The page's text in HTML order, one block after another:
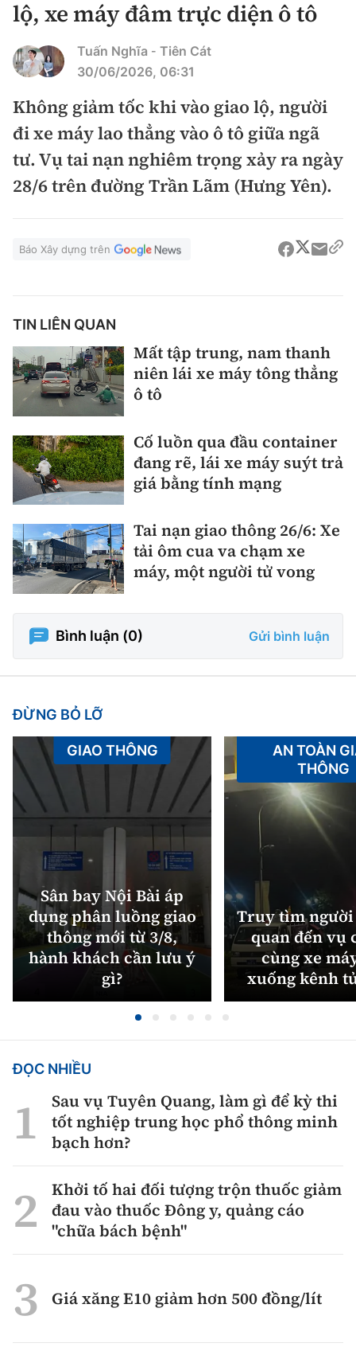
Chuyện dọc đường
Cải chính
Quy hoạch kiến trúc
Vật liệu xây dựng
Giám định chất lượng
Quản lý đô thị
Quản lý
Đường bộ
Hàng không
Đăng kiểm
Đường sắt đô thị
Nhà thầu
Thi viết về GTVT
Thị trường
Tài chính
Chứng khoán
Bảo hiểm
Thanh tra
An ninh hình sự
Điều tra
An toàn giao thông
Giao thông 24h
Văn hóa giao thông
Chung tay vì ATGT
Gương sáng giao thông
Chất lượng sống
Y tế
Lao động - Công đoàn
Âm nhạc
Bình luận
Hậu trường sao
Công nghệ
Công nghệ mới
Sản phẩm mới
Tư vấn
Thế giới
Thời sự Quốc tế
Hồ sơ tài liệu
Thế giới giao thông
Thế giới xây dựng
Đi ++
Du lịch
Khám phá
Lối sống
Ẩm thực
Video
Thời sự
Khám phá
Camera giao thông
Giấy phép số: 03/GP-BVHTTDL, cấp ngày 1/4/2025.
Tổng biên tập:
Phó Tổng biên tập:Nguyễn Sơn Tùng,
Nguyễn Đức Thắng, La Đức Hùng
Hotline:
0901 514 799
Quảng cáo và Phát hành:
0915 057 282
Email:bandoc@baoxaydung.vn
Cấm sao chép dưới mọi hình thức nếu không có sự
chấp thuận bằng văn bản.
Thông tin tòa
lộ, xe máy đâm trực diện ô tô
Tuấn Nghĩa - Tiên Cát
30/06/2026, 06:31
Không giảm tốc khi vào giao lộ, người
đi xe máy lao thẳng vào ô tô giữa ngã
tư. Vụ tai nạn nghiêm trọng xảy ra ngày
28/6 trên đường Trần Lãm (Hưng Yên).
Báo Xây dựng trên
TIN LIÊN QUAN
Mất tập trung, nam thanh
niên lái xe máy tông thẳng
ô tô
Cố luồn qua đầu container
đang rẽ, lái xe máy suýt trả
giá bằng tính mạng
Tai nạn giao thông 26/6: Xe
tải ôm cua va chạm xe
máy, một người tử vong
Bình luận (0) Gửi bình luận
ĐỪNG BỎ LỠ
Sân bay Nội Bài áp
dụng phân luồng giao
thông mới từ 3/8,
hành khách cần lưu ý
gì?
GIAO THÔNG
Truy tìm
quan đến vụ
cùng xe
xuống kênh
AN TOÀN
THÔNG
ĐỌC NHIỀU
Sau vụ Tuyên Quang, làm gì để kỳ thi
tốt nghiệp trung học phổ thông minh
bạch hơn?
Khởi tố hai đối tượng trộn thuốc giảm
đau vào thuốc Đông y, quảng cáo
"chữa bách bệnh"
Giá xăng E10 giảm hơn 500 đồng/lít